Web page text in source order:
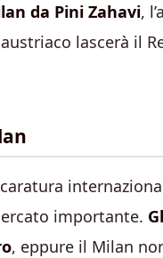
da Pini Zahavi,
lascerà il
importante.
, eppure il Milan